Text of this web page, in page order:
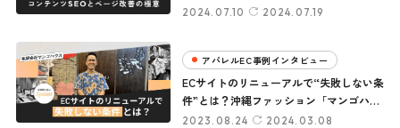
2024.07.10 2024.07.19
改善の極意
アパレルEC事例インタビュー
2023.08.24 2024.03.08
ECサイトのリニューアルで“失敗しない条
件”とは？沖縄ファッション「マンゴハウ
ス」の成功例に学ぶ3つのポイント